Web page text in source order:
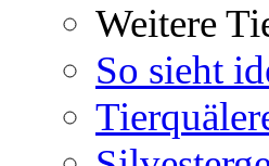
Weitere
So sieht